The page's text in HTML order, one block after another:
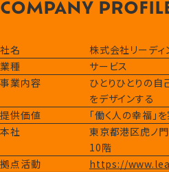
COMPANY
社名
株式会社リーディ
業種
サービス
事業内容
ひとりひとりの
をデザインする
提供価値
「働く人の幸福」
本社
東京都港区虎ノ
10階
拠点活動
https://